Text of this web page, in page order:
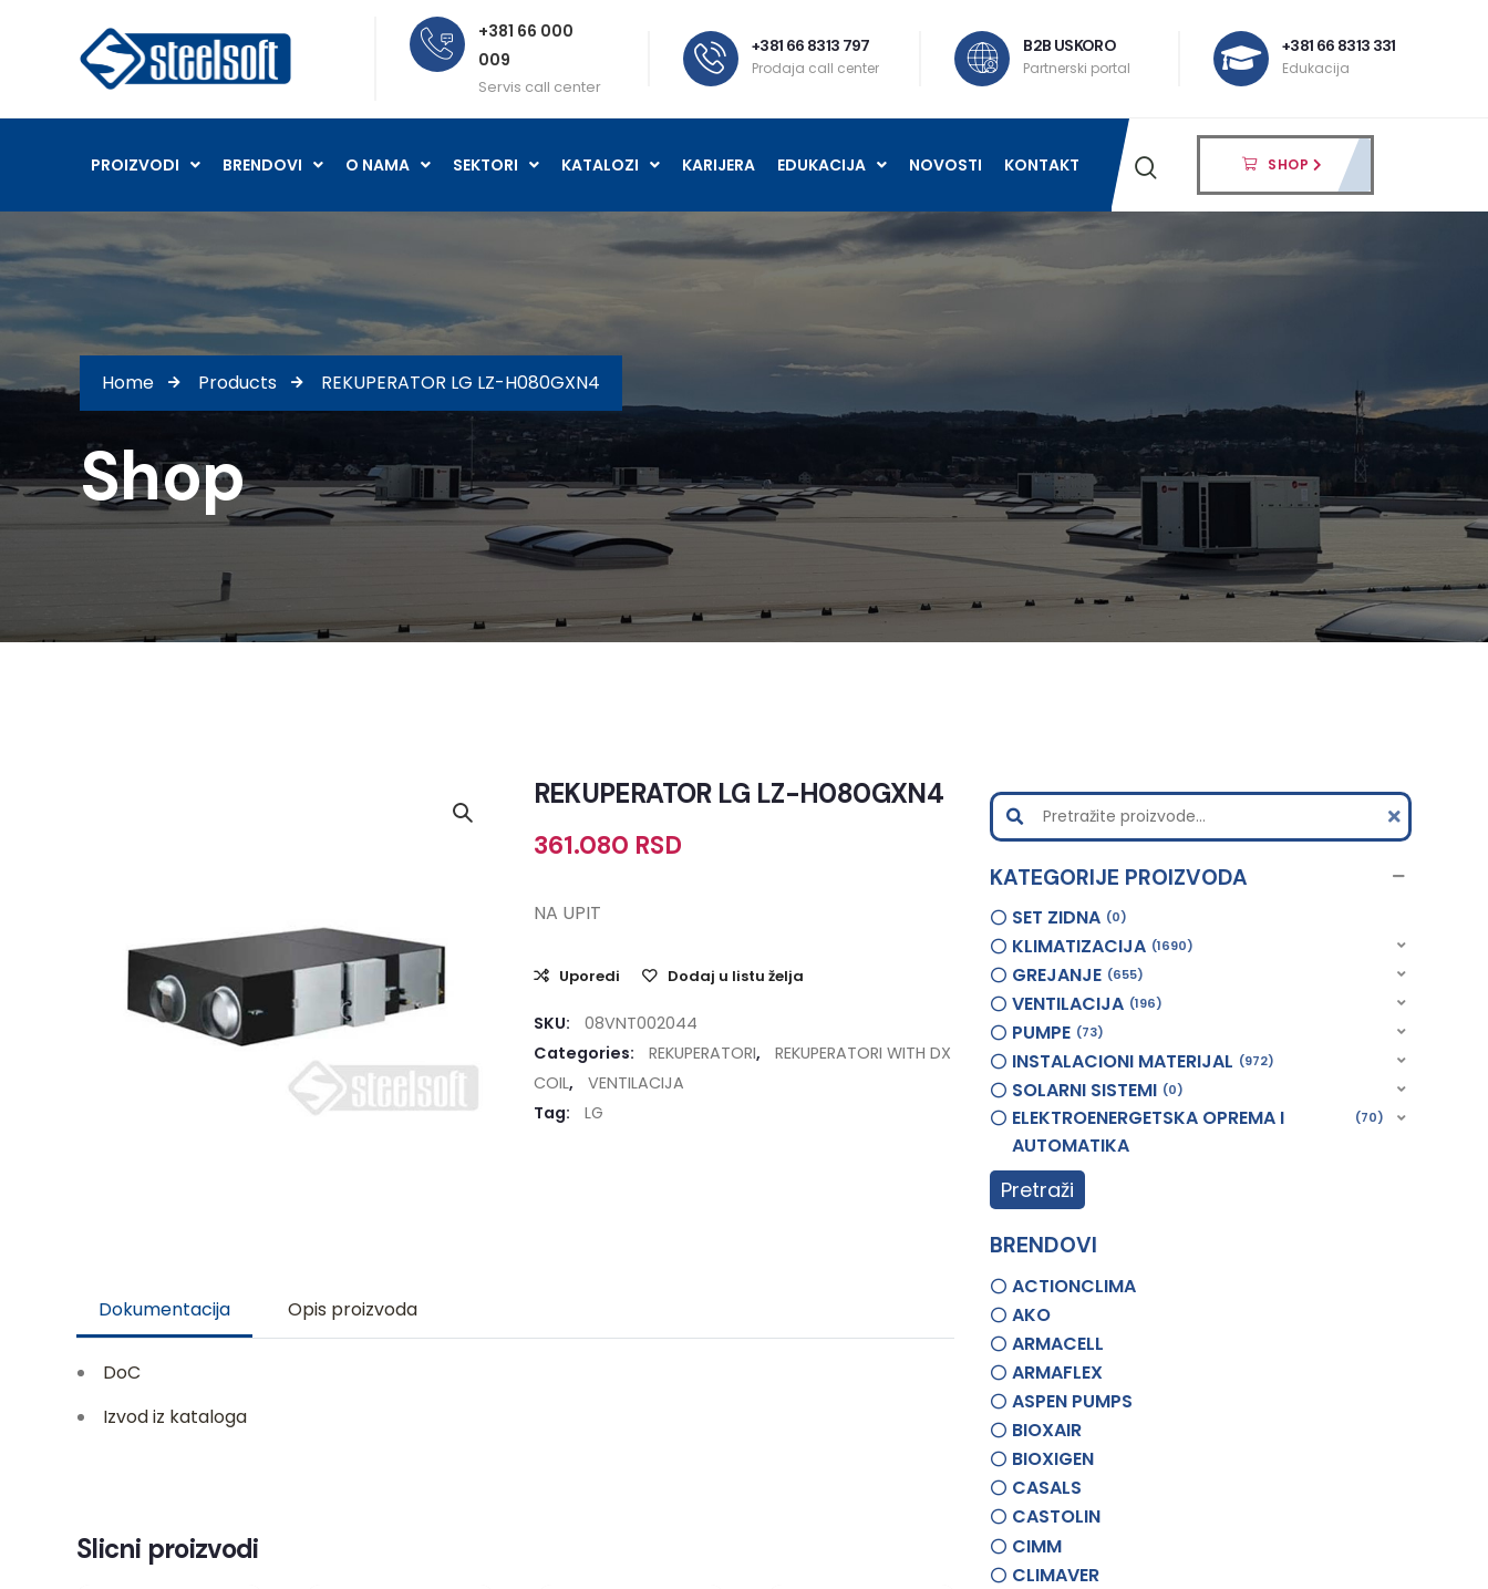
+381 66 000
009
Servis call center
+381 66 8313 797
Prodaja call center
B2B USKORO
Partnerski portal
+381 66 8313 331
Edukacija
PROIZVODI BRENDOVI O NAMA SEKTORI KATALOZI KARIJERA EDUKACIJA NOVOSTI KONTAKT SHOP
Home Products REKUPERATOR LG LZ-H080GXN4
Shop
REKUPERATOR LG LZ-H080GXN4
361.080 RSD
NA UPIT
Uporedi Dodaj u listu želja
SKU:
08VNT002044
Categories:
REKUPERATORI,
REKUPERATORI WITH DX
COIL,
VENTILACIJA
Tag:
LG
Dokumentacija Opis proizvoda
DoC
Izvod iz kataloga
Slicni proizvodi
KATEGORIJE PROIZVODA
SET ZIDNA 0
KLIMATIZACIJA 1690
GREJANJE 655
VENTILACIJA 196
PUMPE 73
INSTALACIONI MATERIJAL 972
SOLARNI SISTEMI 0
ELEKTROENERGETSKA OPREMA I
AUTOMATIKA
70
Pretraži
BRENDOVI
ACTIONCLIMA
AKO
ARMACELL
ARMAFLEX
ASPEN PUMPS
BIOXAIR
BIOXIGEN
CASALS
CASTOLIN
CIMM
CLIMAVER